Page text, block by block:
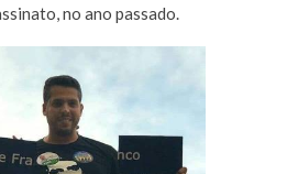
no ano passado.